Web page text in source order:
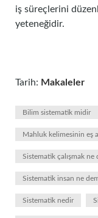
iş süreçlerini
yeteneğidir.
Tarih: Makaleler
Bilim sistematik midir
Mahluk kelimesinin eş
Sistematik çalışmak ne
Sistematik insan ne
Sistematik nedir